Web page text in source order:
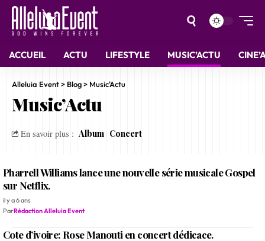
ACCUEIL ACTU LIFESTYLE MUSIC’ACTU
Alleluia Event> Blog> Music'Actu
Music’Actu
En savoir plus : Album Concert
Pharrell Williams lance une nouvelle série musicale Gospel
sur Netflix.
il y a 6 ans
ParRédaction Alleluia Event
Cote d’ivoire: Rose Manouti en concert dédicace.